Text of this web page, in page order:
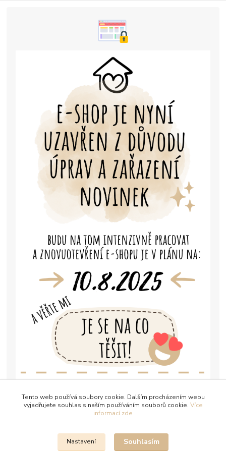
Tento web používá soubory cookie. Dalším procházením webu
vyjadřujete souhlas s naším používáním souborů cookie. Více
informací zde
Nastavení Souhlasím